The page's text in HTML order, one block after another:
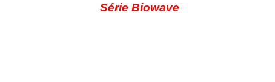
Série Biowave